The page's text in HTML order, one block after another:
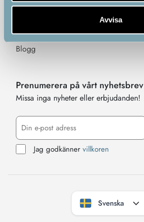
Avvisa
Bli partner
Blogg
Prenumerera på vårt nyhetsbrev
Missa inga nyheter eller erbjudanden!
Jag godkänner villkoren
Svenska